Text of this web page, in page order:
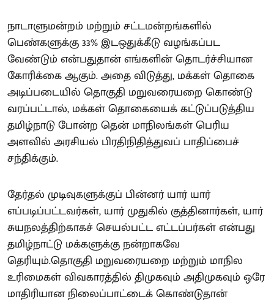
நாடாளுமன்றம் மற்றும் சட்டமன்றங்களில்
பெண்களுக்கு 33% இடஒதுக்கீடு வழங்கப்பட
வேண்டும் என்பதுதான் எங்களின் தொடர்ச்சியான
கோரிக்கை ஆகும். அதை விடுத்து, மக்கள் தொகை
அடிப்படையில் தொகுதி மறுவரையறை கொண்டு
வரப்பட்டால், மக்கள் தொகையைக் கட்டுப்படுத்திய
தமிழ்நாடு போன்ற தென் மாநிலங்கள் பெரிய
அளவில் அரசியல் பிரதிநிதித்துவப் பாதிப்பைச்
சந்திக்கும்.
தேர்தல் முடிவுகளுக்குப் பின்னர் யார் யார்
எப்படிப்பட்டவர்கள், யார் முதுகில் குத்தினார்கள், யார்
சுயநலத்திற்காகச் செயல்பட்ட எட்டப்பர்கள் என்பது
தமிழ்நாட்டு மக்களுக்கு நன்றாகவே
தெரியும்.தொகுதி மறுவரையறை மற்றும் மாநில
உரிமைகள் விவகாரத்தில் திமுகவும் அதிமுகவும் ஒரே
மாதிரியான நிலைப்பாட்டைக் கொண்டுதான்